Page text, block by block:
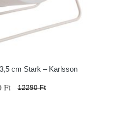
cm Stark – Karlsson
Ft 12290 Ft